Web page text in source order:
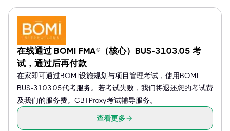
在线通过 BOMI FMA®（核心）BUS-3103.05 考
试，通过后再付款
在家即可通过BOMI设施规划与项目管理考试，使用BOMI
BUS-3103.05代考服务。若考试失败，我们将退还您的考试费
及我们的服务费。CBTProxy考试辅导服务。
查看更多